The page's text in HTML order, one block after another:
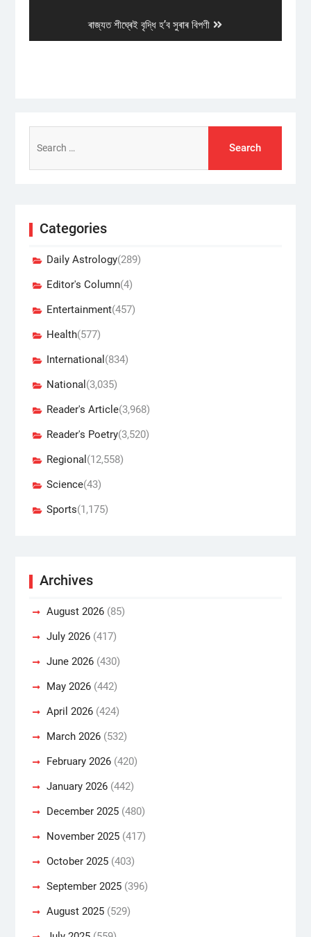
Next
post:
ৰাজ্যত শীঘ্ৰেই বৃদ্ধি হ’ব সুৰাৰ বিপণী
for:
Categories
Daily Astrology(289)
Editor's Column(4)
Entertainment(457)
Health(577)
International (834)
National (3,035)
Reader's Article(3,968)
Reader's Poetry(3,520)
Regional (12,558)
Science(43)
Sports(1,175)
Archives
August 2026(85)
July 2026(417)
June 2026(430)
May 2026(442)
April 2026(424)
March 2026(532)
February 2026(420)
January 2026(442)
December 2025(480)
November 2025(417)
October 2025(403)
September 2025(396)
August 2025(529)